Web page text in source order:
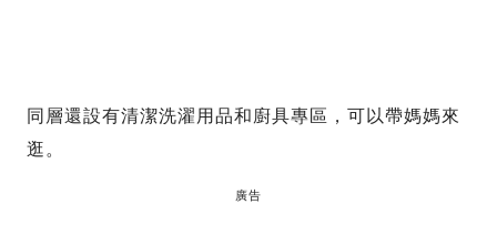
同層還設有清潔洗濯用品和廚具專區，可以帶媽媽來
逛。
廣告